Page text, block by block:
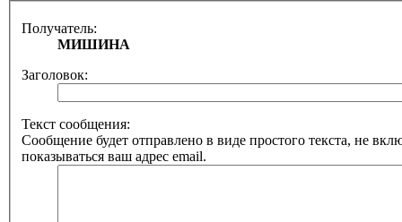
Получатель:
МИШИНА
Заголовок:
Текст сообщения:
Сообщение будет отправлено в виде простого текста, не
показываться ваш адрес email.